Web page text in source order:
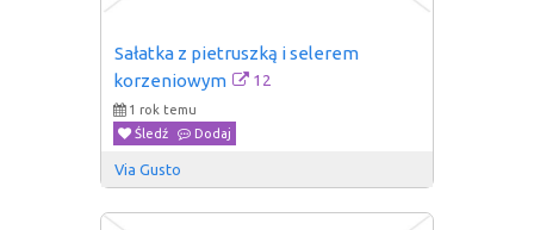
Sałatka z pietruszką i selerem
korzeniowym
12
1 rok temu
Śledź
Dodaj
Via Gusto